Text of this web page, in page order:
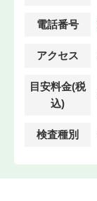
電話番号
アクセス
目安料金(税
込)
検査種別